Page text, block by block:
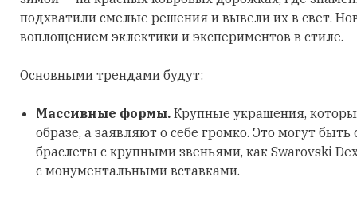
подхватили смелые решения и вывели их в свет.
воплощением эклектики и экспериментов в стиле.
Основными трендами будут:
Массивные формы. Крупные украшения,
образе, а заявляют о себе громко. Это могут быть
браслеты с крупными звеньями, как Swarovski
с монументальными вставками.